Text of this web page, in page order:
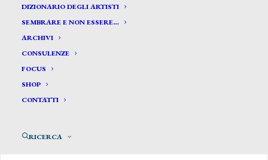
DIZIONARIO DEGLI ARTISTI
SEMBRARE E NON ESSERE…
ARCHIVI
CONSULENZE
FOCUS
SHOP
CONTATTI
RICERCA
Saporito Giuseppe*
SAPORITO GIUSEPPE
Si formò a Napoli, dove fu allievo di F. Palizzi e